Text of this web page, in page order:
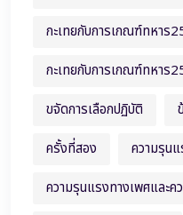
กะเทยกับการเกณฑ์ทหาร
กะเทยกับการเกณฑ์ทหาร
ขจัดการเลือกปฏิบัติ
ครั้งที่สอง
ความรุน
ความรุนแรงทางเพศและค